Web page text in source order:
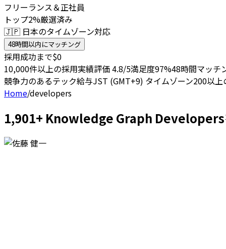
フリーランス＆正社員
トップ2%厳選済み
🇯🇵 日本のタイムゾーン対応
48時間以内にマッチング
採用成功まで$0
10,000件以上の採用実績評価 4.8/5満足度97%48時間マッチ
競争力のあるテック給与JST (GMT+9) タイムゾーン200以上
Home/developers
1,901+ Knowledge Graph Developers